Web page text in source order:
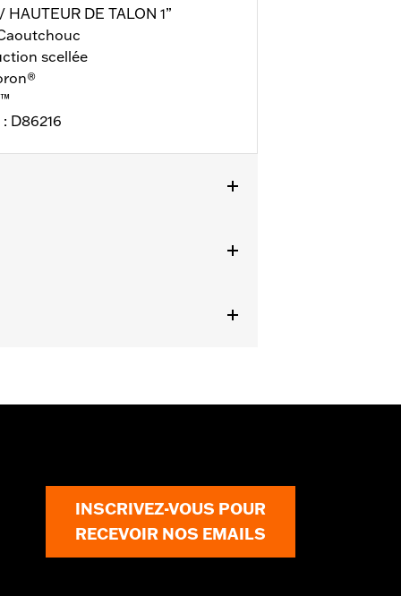
HAUTEUR DE TALON 1”
scellée
D86216
INSCRIVEZ-VOUS POUR
RECEVOIR NOS EMAILS